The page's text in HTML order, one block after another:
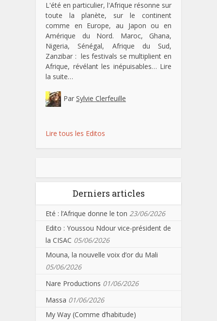
L'été en particulier, l'Afrique résonne sur
toute la planète, sur le continent
comme en Europe, au Japon ou en
Amérique du Nord. Maroc, Ghana,
Nigeria, Sénégal, Afrique du Sud,
Zanzibar : les festivals se multiplient en
Afrique, révélant les inépuisables… Lire
la suite…
Par Sylvie Clerfeuille
Lire tous les Editos
Derniers articles
Eté : l’Afrique donne le ton 23/06/2026
Edito : Youssou Ndour vice-président de
la CISAC 05/06/2026
Mouna, la nouvelle voix d’or du Mali
05/06/2026
Nare Productions 01/06/2026
Massa 01/06/2026
My Way (Comme d’habitude)